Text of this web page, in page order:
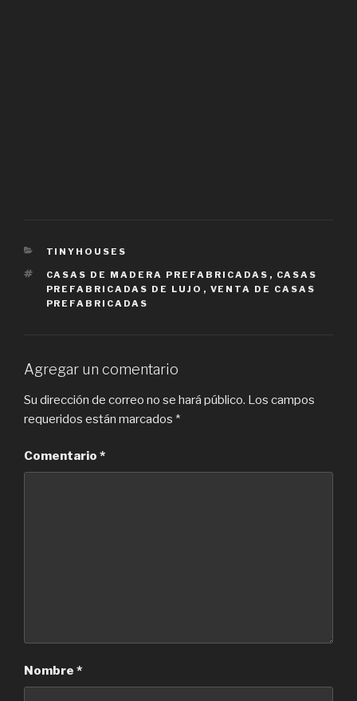
CATEGORIES
TINYHOUSES
TAGS
CASAS DE MADERA PREFABRICADAS , CASAS
PREFABRICADAS DE LUJO , VENTA DE CASAS
PREFABRICADAS
Agregar un comentario
Su dirección de correo no se hará público. Los campos
requeridos están marcados *
Comentario *
Nombre *